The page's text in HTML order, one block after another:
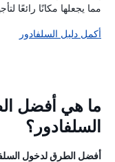
مما يجعلها مكانًا رائعًا
أكمل دليل السلفادور
ما هي أفضل
السلفادور؟
أفضل الطرق لدخول